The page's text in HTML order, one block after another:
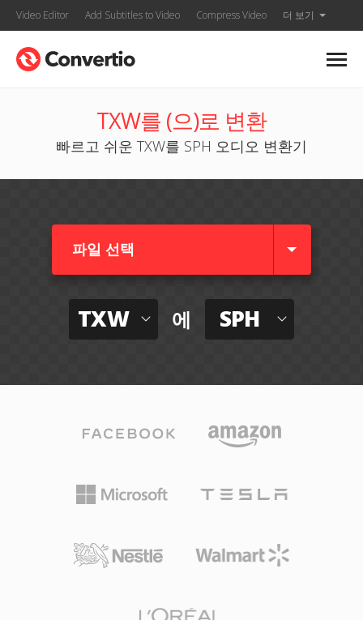
Video Editor Add Subtitles to Video Compress Video 더 보기
TXW를 (으)로 변환
빠르고 쉬운 TXW를 SPH 오디오 변환기
파일 선택
TXW 에 SPH